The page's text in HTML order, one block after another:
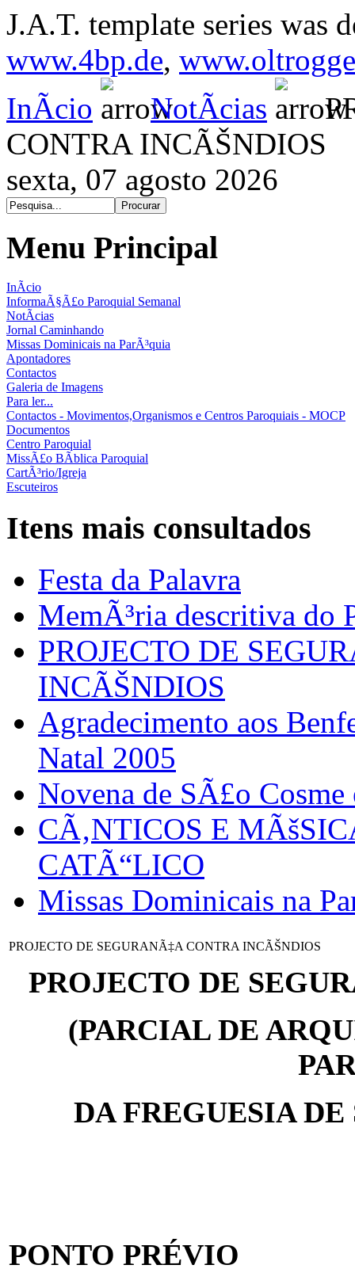
J.A.T. template series was
www.4bp.de,
InÃ­cio
NotÃ­cias
CONTRA INCÃŠNDIOS
sexta, 07 agosto 2026
Menu Principal
InÃ­cio
InformaÃ§Ã£o Paroquial Semanal
NotÃ­cias
Jornal Caminhando
Missas Dominicais na ParÃ³quia
Apontadores
Contactos
Galeria de Imagens
Para ler...
Contactos - Movimentos,Organismos e Centros Paroquiais - MOCP
Documentos
Centro Paroquial
MissÃ£o BÃ­blica Paroquial
CartÃ³rio/Igreja
Escuteiros
Itens mais consultados
Festa da Palavra
MemÃ³ria descritiva do
PROJECTO DE
INCÃŠNDIOS
Agradecimento aos
Natal 2005
Novena de SÃ£o
CÃ‚NTICOS E
CATÃ“LICO
Missas Dominicais na
PROJECTO DE SEGURANÃ‡A CONTRA INCÃŠNDIOS
PROJECTO DE
(PARCIAL DE
DA FREGUESIA
PONTO PRÉVIO